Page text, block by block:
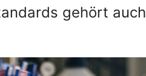
gehört auch